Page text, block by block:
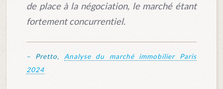
de place à la négociation, le marché étant
fortement concurrentiel.
– Pretto, Analyse du marché immobilier Paris
2024